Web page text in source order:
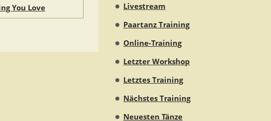
You Love
Livestream
Paartanz Training
Online-Training
Letzter Workshop
Letztes Training
Nächstes Training
Neuesten Tänze